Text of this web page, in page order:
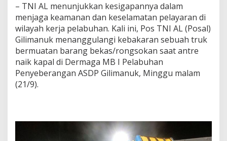
– TNI AL menunjukkan kesigapannya dalam
menjaga keamanan dan keselamatan pelayaran di
wilayah kerja pelabuhan. Kali ini, Pos TNI AL (Posal)
Gilimanuk menanggulangi kebakaran sebuah truk
bermuatan barang bekas/rongsokan saat antre
naik kapal di Dermaga MB I Pelabuhan
Penyeberangan ASDP Gilimanuk, Minggu malam
(21/9).